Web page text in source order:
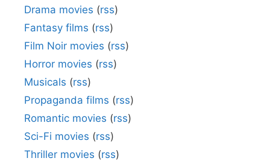
Drama movies (rss)
Fantasy films (rss)
Film Noir movies (rss)
Horror movies (rss)
Musicals (rss)
Propaganda films (rss)
Romantic movies (rss)
Sci-Fi movies (rss)
Thriller movies (rss)